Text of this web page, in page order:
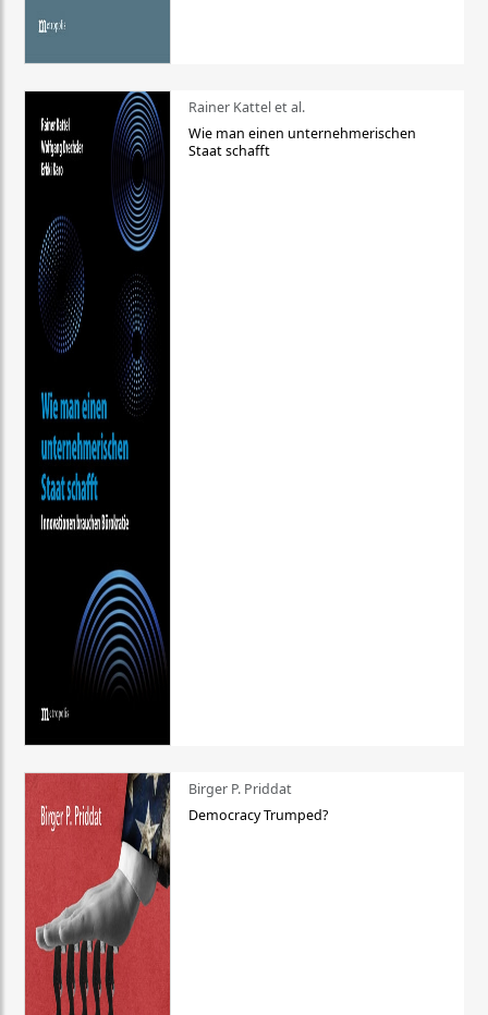
Rainer Kattel et al.
Wie man einen unternehmerischen
Staat schafft
Birger P. Priddat
Democracy Trumped?